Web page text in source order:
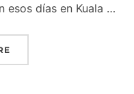
esos días en Kuala …